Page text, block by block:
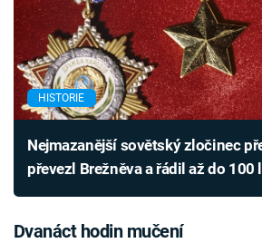
HISTORIE
Nejmazanější sovětský zločinec
převezl Brežněva a řádil až do 100
Dvanáct hodin mučení